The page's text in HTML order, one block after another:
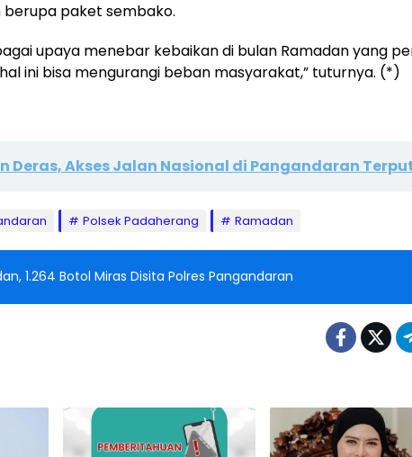
paket sembako.
upaya menebar kebaikan di bulan Ramadan yang
ini bisa mengurangi beban masyarakat,” tuturnya. (*)
Deras, Akses Jalan Nasional di Pangandaran
Polsek Padaherang Ramadan
1.264 Botol Miras Disita Polres Pangandaran